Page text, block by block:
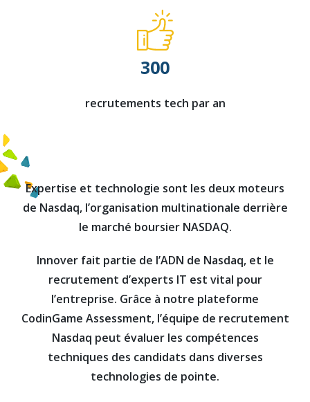
300
recrutements tech par an
Expertise et technologie sont les deux moteurs
de Nasdaq, l’organisation multinationale derrière
le marché boursier NASDAQ.
Innover fait partie de l’ADN de Nasdaq, et le
recrutement d’experts IT est vital pour
l’entreprise. Grâce à notre plateforme
CodinGame Assessment, l’équipe de recrutement
Nasdaq peut évaluer les compétences
techniques des candidats dans diverses
technologies de pointe.